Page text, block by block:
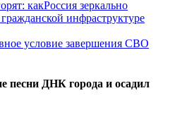
какРоссия зеркально
инфраструктуре
условие завершения СВО
песни ДНК города и осадил